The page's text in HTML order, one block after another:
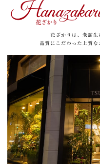
花ざかりは、老舗生
品質にこだわった上質な